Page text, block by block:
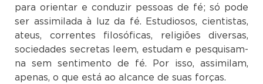
para orientar e conduzir pessoas de fé; só pode
ser assimilada à luz da fé. Estudiosos, cientistas,
ateus, correntes filosóficas, religiões diversas,
sociedades secretas leem, estudam e pesquisam-
na sem sentimento de fé. Por isso, assimilam,
apenas, o que está ao alcance de suas forças.